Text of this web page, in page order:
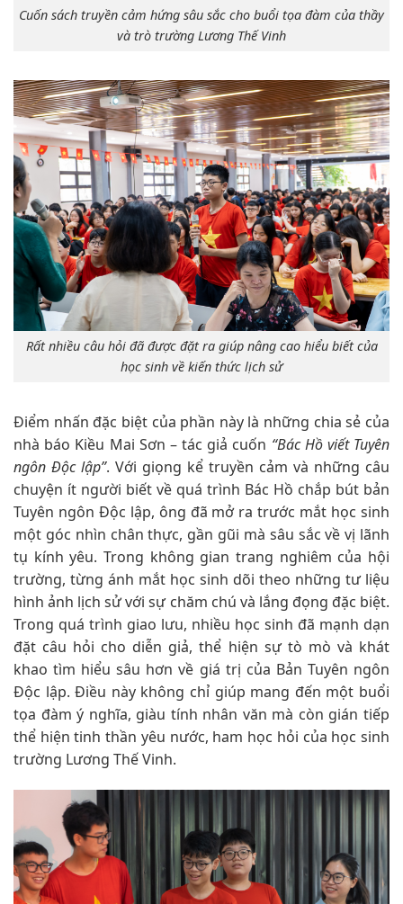
Cuốn sách truyền cảm hứng sâu sắc cho buổi tọa đàm của thầy
và trò trường Lương Thế Vinh
Rất nhiều câu hỏi đã được đặt ra giúp nâng cao hiểu biết của
học sinh về kiến thức lịch sử
Điểm nhấn đặc biệt của phần này là những chia sẻ của
nhà báo Kiều Mai Sơn – tác giả cuốn “Bác Hồ viết Tuyên
ngôn Độc lập”. Với giọng kể truyền cảm và những câu
chuyện ít người biết về quá trình Bác Hồ chắp bút bản
Tuyên ngôn Độc lập, ông đã mở ra trước mắt học sinh
một góc nhìn chân thực, gần gũi mà sâu sắc về vị lãnh
tụ kính yêu. Trong không gian trang nghiêm của hội
trường, từng ánh mắt học sinh dõi theo những tư liệu
hình ảnh lịch sử với sự chăm chú và lắng đọng đặc biệt.
Trong quá trình giao lưu, nhiều học sinh đã mạnh dạn
đặt câu hỏi cho diễn giả, thể hiện sự tò mò và khát
khao tìm hiểu sâu hơn về giá trị của Bản Tuyên ngôn
Độc lập. Điều này không chỉ giúp mang đến một buổi
tọa đàm ý nghĩa, giàu tính nhân văn mà còn gián tiếp
thể hiện tinh thần yêu nước, ham học hỏi của học sinh
trường Lương Thế Vinh.